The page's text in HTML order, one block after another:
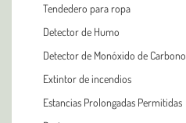
Tendedero para ropa
Detector de Humo
Detector de Monóxido de Carbono
Extintor de incendios
Estancias Prolongadas Permitidas